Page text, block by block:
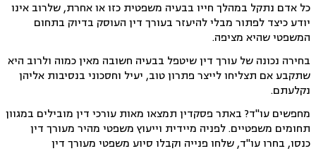
כל אדם נתקל במהלך חייו בבעיה משפטית כזו או אחרת, שלרוב אינו
יודע כיצד לפתור מבלי להיעזר בעורך דין העוסק בדיוק בתחום
המשפטי שהיא מציפה.
בחירה נכונה של עורך דין שיטפל בבעיה חשובה מאין כמוה ולרוב היא
שתקבע אם תצליחו לייצר פתרון טוב, יעיל וחסכוני בנסיבות אליהן
נקלעתם.
מחפשים עו"ד? באתר פסקדין תמצאו מאות עורכי דין מובילים במגוון
תחומים משפטיים. לפניה מיידית וייעוץ משפטי מהיר מעורך דין
כנסו, בחרו עו"ד, שלחו פנייה וקבלו סיוע משפטי מעורך דין